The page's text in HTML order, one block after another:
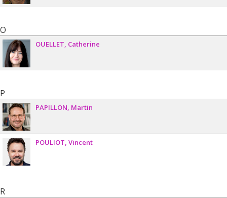
O
OUELLET Catherine
P
PAPILLON Martin
POULIOT Vincent
R